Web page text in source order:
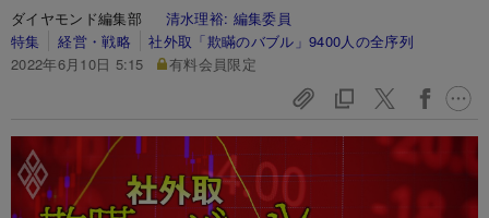
ダイヤモンド編集部 清水理裕: 編集委員
特集
経営・戦略
社外取「欺瞞のバブル」9400人の全序列
2022年6月10日 5:15
有料会員限定